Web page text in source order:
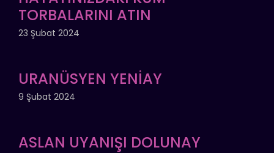
TORBALARINI ATIN
23 Şubat 2024
URANÜSYEN YENİAY
9 Şubat 2024
ASLAN UYANIŞI DOLUNAY